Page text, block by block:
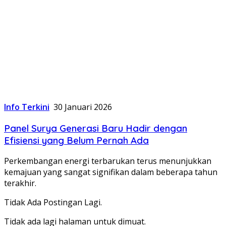
Info Terkini 30 Januari 2026
Panel Surya Generasi Baru Hadir dengan
Efisiensi yang Belum Pernah Ada
Perkembangan energi terbarukan terus menunjukkan
kemajuan yang sangat signifikan dalam beberapa tahun
terakhir.
Tidak Ada Postingan Lagi.
Tidak ada lagi halaman untuk dimuat.